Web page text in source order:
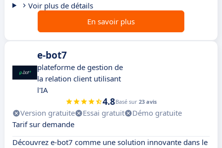
Voir plus de détails
En savoir plus
e-bot7
plateforme de gestion de
la relation client utilisant
l'IA
4.8Basé sur 23 avis
Version gratuite Essai gratuit
Démo gratuite
Tarif sur demande
Découvrez e-bot7 comme une solution innovante dans le